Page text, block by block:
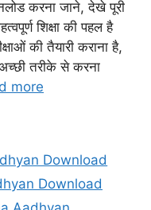
करना जाने, देखे पूरी
शिक्षा की पहल है
की तैयारी कराना है,
अच्छी तरीके से करना
more
Download
Download